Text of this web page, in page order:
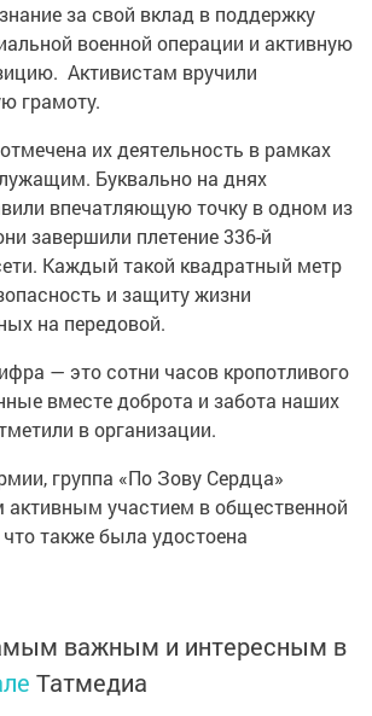
за свой вклад в поддержку
военной операции и активную
Активистам вручили
грамоту.
их деятельность в рамках
Буквально на днях
впечатляющую точку в одном из
завершили плетение 336-й
Каждый такой квадратный метр
и защиту жизни
на передовой.
— это сотни часов кропотливого
вместе доброта и забота наших
в организации.
группа «По Зову Сердца»
активным участием в общественной
также была удостоена
важным и интересным в
Татмедиа